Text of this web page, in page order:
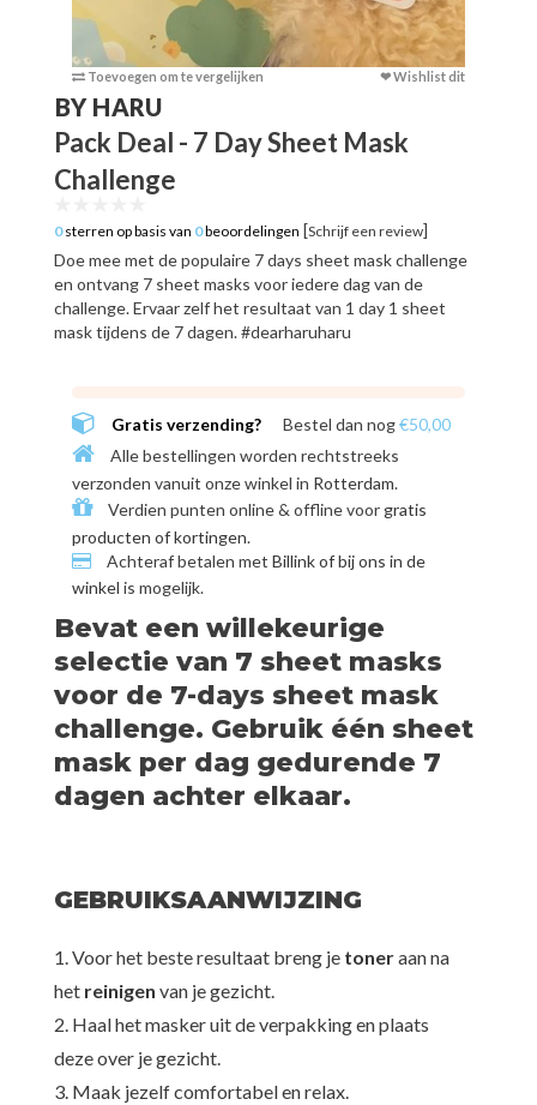
Toevoegen om te vergelijken ❤ Wishlist dit
BY HARU
Pack Deal - 7 Day Sheet Mask
Challenge
0sterren op basis van 0beoordelingen [Schrijf een review]
Doe mee met de populaire 7 days sheet mask challenge
en ontvang 7 sheet masks voor iedere dag van de
challenge. Ervaar zelf het resultaat van 1 day 1 sheet
mask tijdens de 7 dagen. #dearharuharu
Gratis verzending? Bestel dan nog€50,00
Alle bestellingen worden rechtstreeks
verzonden vanuit onze winkel in Rotterdam.
Verdien punten online & offline voor gratis
producten of kortingen.
Achteraf betalen met Billink of bij ons in de
winkel is mogelijk.
Bevat een willekeurige
selectie van 7 sheet masks
voor de 7-days sheet mask
challenge. Gebruik één sheet
mask per dag gedurende 7
dagen achter elkaar.
GEBRUIKSAANWIJZING
1. Voor het beste resultaat breng je toneraan na
het reinigen van je gezicht.
2. Haal het masker uit de verpakking en plaats
deze over je gezicht.
3. Maak jezelf comfortabel en relax.